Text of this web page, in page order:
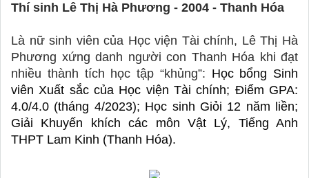
Thí sinh Lê Thị Hà Phương - 2004 - Thanh Hóa
Là nữ sinh viên của Học viện Tài chính, Lê Thị Hà
Phương xứng danh người con Thanh Hóa khi đạt
nhiều thành tích học tập “khủng”: Học bổng Sinh
viên Xuất sắc của Học viện Tài chính; Điểm GPA:
4.0/4.0 (tháng 4/2023); Học sinh Giỏi 12 năm liền;
Giải Khuyến khích các môn Vật Lý, Tiếng Anh
THPT Lam Kinh (Thanh Hóa).